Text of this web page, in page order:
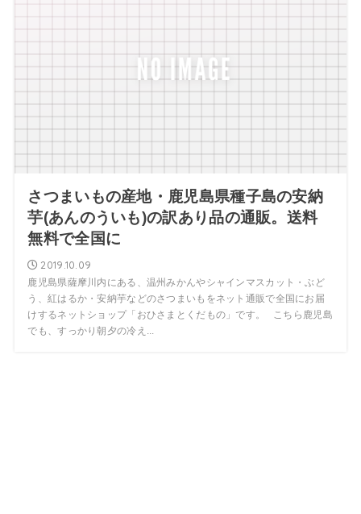
さつまいもの産地・鹿児島県種子島の安納
芋(あんのういも)の訳あり品の通販。送料
無料で全国に
2019.10.09
鹿児島県薩摩川内にある、温州みかんやシャインマスカット・ぶど
う、紅はるか・安納芋などのさつまいもをネット通販で全国にお届
けするネットショップ「おひさまとくだもの」です。 こちら鹿児島
でも、すっかり朝夕の冷え...